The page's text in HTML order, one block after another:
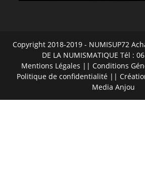
Copyright 2018-2019 - NUMISUP72
DE LA NUMISMATIQUE Tél :
Mentions Légales || Conditions
Politique de confidentialité ||
Media Anjou